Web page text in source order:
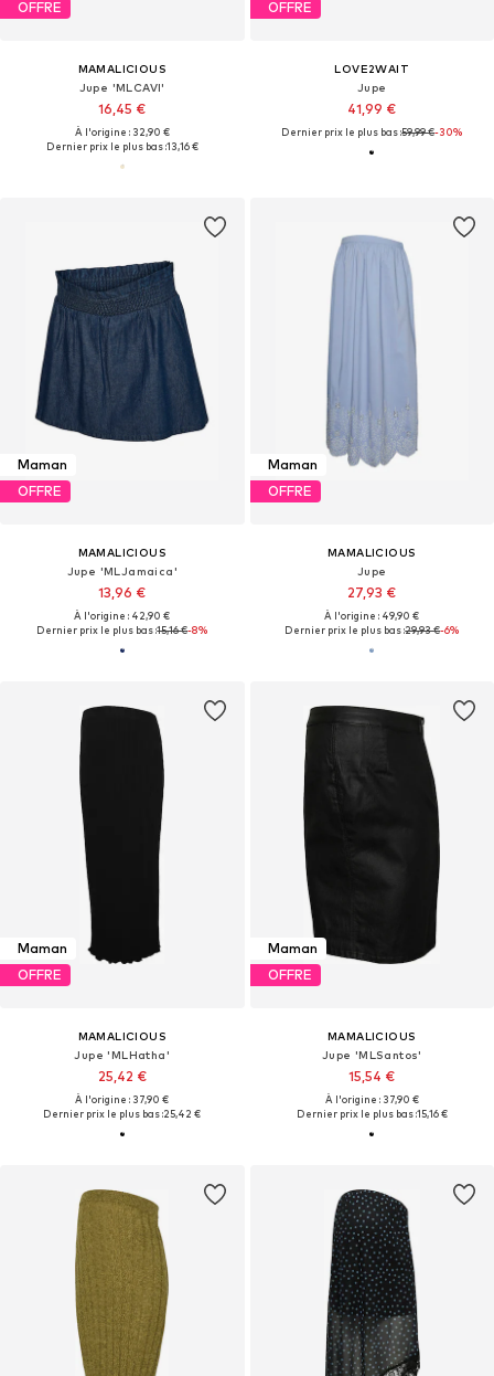
OFFRE
MAMALICIOUS
Jupe 'MLCAVI'
16,45 €
À l'origine : 32,90 €
Dernier prix le plus bas :13,16 €
OFFRE
LOVE2WAIT
Jupe
41,99 €
Dernier prix le plus bas :59,99 €-30%
Maman
OFFRE
MAMALICIOUS
Jupe 'MLJamaica'
13,96 €
À l'origine : 42,90 €
Dernier prix le plus bas :15,16 €-8%
Maman
OFFRE
MAMALICIOUS
Jupe
27,93 €
À l'origine : 49,90 €
Dernier prix le plus bas :29,93 €-6%
Maman
OFFRE
MAMALICIOUS
Jupe 'MLHatha'
25,42 €
À l'origine : 37,90 €
Dernier prix le plus bas :25,42 €
Maman
OFFRE
MAMALICIOUS
Jupe 'MLSantos'
15,54 €
À l'origine : 37,90 €
Dernier prix le plus bas :15,16 €